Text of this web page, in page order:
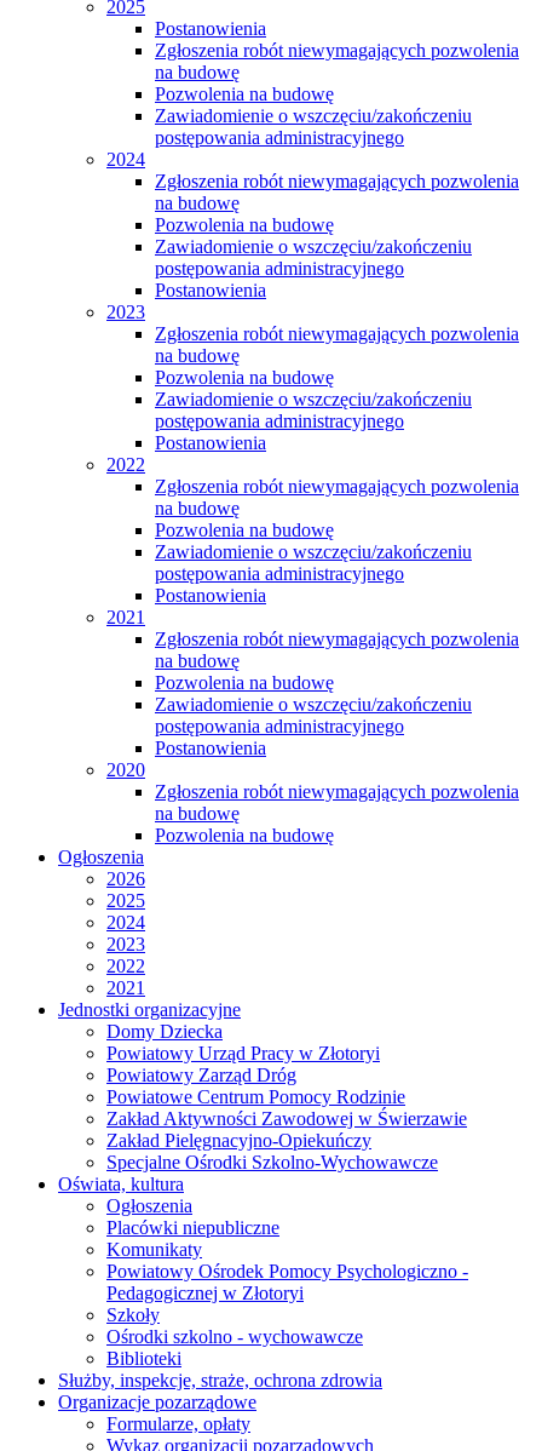
2025
Postanowienia
Zgłoszenia robót niewymagających pozwolenia
na budowę
Pozwolenia na budowę
Zawiadomienie o wszczęciu/zakończeniu
postępowania administracyjnego
2024
Zgłoszenia robót niewymagających pozwolenia
na budowę
Pozwolenia na budowę
Zawiadomienie o wszczęciu/zakończeniu
postępowania administracyjnego
Postanowienia
2023
Zgłoszenia robót niewymagających pozwolenia
na budowę
Pozwolenia na budowę
Zawiadomienie o wszczęciu/zakończeniu
postępowania administracyjnego
Postanowienia
2022
Zgłoszenia robót niewymagających pozwolenia
na budowę
Pozwolenia na budowę
Zawiadomienie o wszczęciu/zakończeniu
postępowania administracyjnego
Postanowienia
2021
Zgłoszenia robót niewymagających pozwolenia
na budowę
Pozwolenia na budowę
Zawiadomienie o wszczęciu/zakończeniu
postępowania administracyjnego
Postanowienia
2020
Zgłoszenia robót niewymagających pozwolenia
na budowę
Pozwolenia na budowę
Ogłoszenia
2026
2025
2024
2023
2022
2021
Jednostki organizacyjne
Domy Dziecka
Powiatowy Urząd Pracy w Złotoryi
Powiatowy Zarząd Dróg
Powiatowe Centrum Pomocy Rodzinie
Zakład Aktywności Zawodowej w Świerzawie
Zakład Pielęgnacyjno-Opiekuńczy
Specjalne Ośrodki Szkolno-Wychowawcze
Oświata, kultura
Ogłoszenia
Placówki niepubliczne
Komunikaty
Powiatowy Ośrodek Pomocy Psychologiczno -
Pedagogicznej w Złotoryi
Szkoły
Ośrodki szkolno - wychowawcze
Biblioteki
Służby, inspekcje, straże, ochrona zdrowia
Organizacje pozarządowe
Formularze, opłaty
Wykaz organizacji pozarządowych